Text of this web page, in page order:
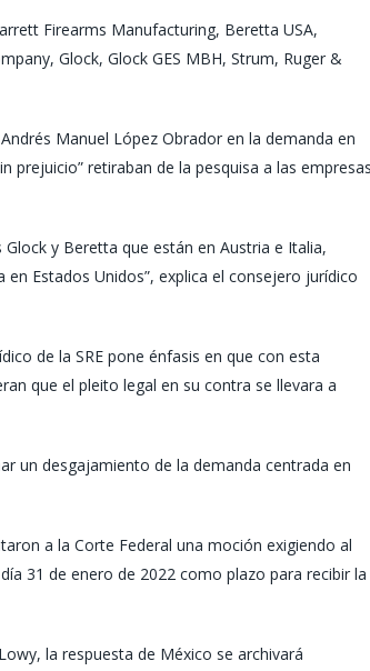
Firearms Manufacturing, Beretta USA,
Glock, Glock GES MBH, Strum, Ruger &
Manuel López Obrador en la demanda en
prejuicio” retiraban de la pesquisa a las empresas
y Beretta que están en Austria e Italia,
Estados Unidos”, explica el consejero jurídico
de la SRE pone énfasis en que con esta
que el pleito legal en su contra se llevara a
un desgajamiento de la demanda centrada en
a la Corte Federal una moción exigiendo al
31 de enero de 2022 como plazo para recibir la
la respuesta de México se archivará